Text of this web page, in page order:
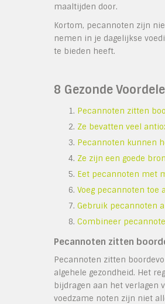
maaltijden door.
Kortom, pecannoten zijn
nemen in je dagelijkse
te bieden heeft.
8 Gezonde
Pecannoten zitten
Ze bevatten veel
Pecannoten kunnen
Ze zijn een goede
Eet pecannoten met
Voeg pecannoten toe
Gebruik pecannoten
Combineer
Pecannoten zitten
Pecannoten zitten
algehele gezondheid. Het
bijdragen aan het verlagen
voedzame noten zijn niet